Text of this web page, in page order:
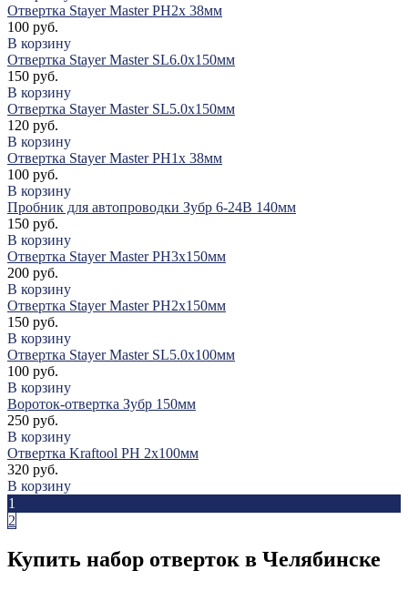
Отвертка Stayer Master PH2х 38мм
100 руб.
В корзину
Отвертка Stayer Master SL6.0х150мм
150 руб.
В корзину
Отвертка Stayer Master SL5.0х150мм
120 руб.
В корзину
Отвертка Stayer Master PH1х 38мм
100 руб.
В корзину
Пробник для автопроводки Зубр 6-24В 140мм
150 руб.
В корзину
Отвертка Stayer Master PH3х150мм
200 руб.
В корзину
Отвертка Stayer Master PH2х150мм
150 руб.
В корзину
Отвертка Stayer Master SL5.0х100мм
100 руб.
В корзину
Вороток-отвертка Зубр 150мм
250 руб.
В корзину
Отвертка Kraftool PH 2х100мм
320 руб.
В корзину
1
2
Купить набор отверток в Челябинске